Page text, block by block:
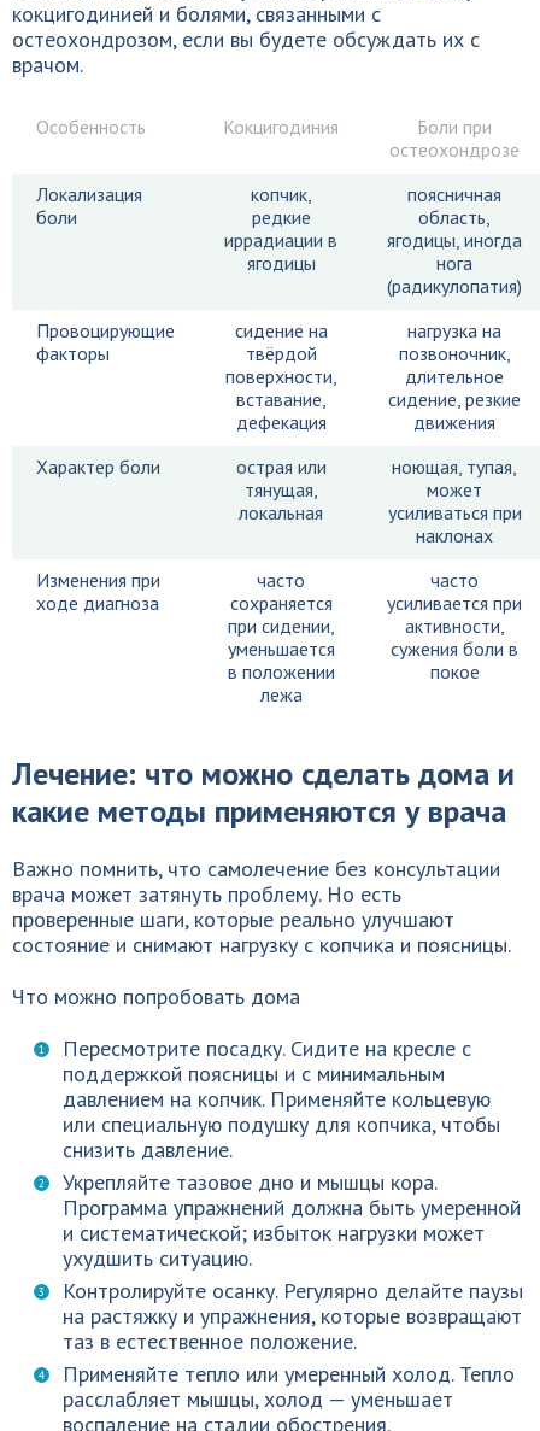
кокцигодинией и болями, связанными с
остеохондрозом, если вы будете обсуждать их с
врачом.
Особенность Кокцигодиния
Боли при
остеохондрозе
Локализация
боли
копчик,
редкие
иррадиации в
ягодицы
поясничная
область,
ягодицы, иногда
нога
(радикулопатия)
Провоцирующие
факторы
сидение на
твёрдой
поверхности,
вставание,
дефекация
нагрузка на
позвоночник,
длительное
сидение, резкие
движения
Характер боли
острая или
тянущая,
локальная
ноющая, тупая,
может
усиливаться при
наклонах
Изменения при
ходе диагноза
часто
сохраняется
при сидении,
уменьшается
в положении
лежа
часто
усиливается при
активности,
сужения боли в
покое
Лечение: что можно сделать дома и
какие методы применяются у врача
Важно помнить, что самолечение без консультации
врача может затянуть проблему. Но есть
проверенные шаги, которые реально улучшают
состояние и снимают нагрузку с копчика и поясницы.
Что можно попробовать дома
Пересмотрите посадку. Сидите на кресле с
поддержкой поясницы и с минимальным
давлением на копчик. Применяйте кольцевую
или специальную подушку для копчика, чтобы
снизить давление.
Укрепляйте тазовое дно и мышцы кора.
Программа упражнений должна быть умеренной
и систематической; избыток нагрузки может
ухудшить ситуацию.
Контролируйте осанку. Регулярно делайте паузы
на растяжку и упражнения, которые возвращают
таз в естественное положение.
Применяйте тепло или умеренный холод. Тепло
расслабляет мышцы, холод — уменьшает
воспаление на стадии обострения.